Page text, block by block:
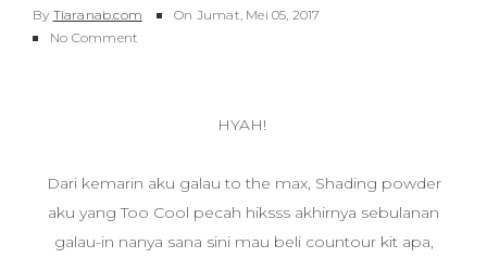
By Tiaranab.com On Jumat, Mei 05, 2017
No Comment
HYAH!
Dari kemarin aku galau to the max, Shading powder
aku yang Too Cool pecah hiksss akhirnya sebulanan
galau-in nanya sana sini mau beli countour kit apa,